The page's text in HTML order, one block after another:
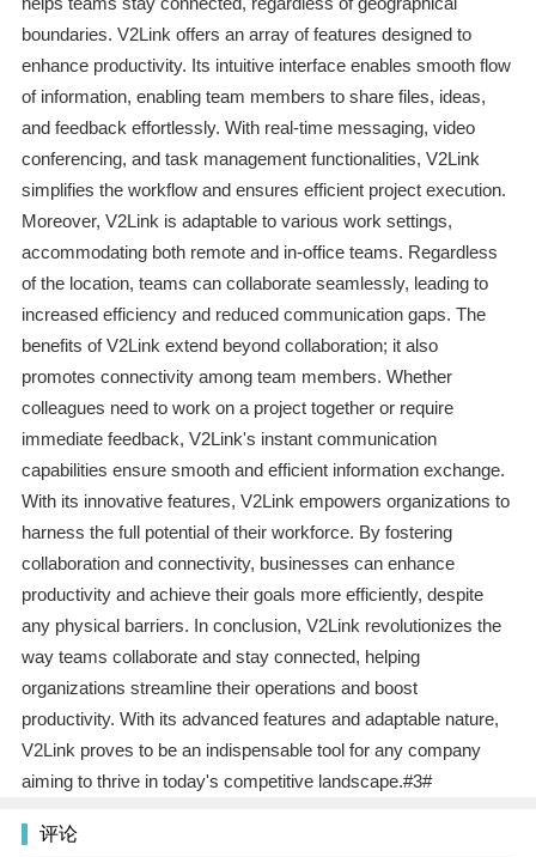
boundaries. V2Link offers an array of features designed to
enhance productivity. Its intuitive interface enables smooth flow
of information, enabling team members to share files, ideas,
and feedback effortlessly. With real-time messaging, video
conferencing, and task management functionalities, V2Link
simplifies the workflow and ensures efficient project execution.
Moreover, V2Link is adaptable to various work settings,
accommodating both remote and in-office teams. Regardless
of the location, teams can collaborate seamlessly, leading to
increased efficiency and reduced communication gaps. The
benefits of V2Link extend beyond collaboration; it also
promotes connectivity among team members. Whether
colleagues need to work on a project together or require
immediate feedback, V2Link's instant communication
capabilities ensure smooth and efficient information exchange.
With its innovative features, V2Link empowers organizations to
harness the full potential of their workforce. By fostering
collaboration and connectivity, businesses can enhance
productivity and achieve their goals more efficiently, despite
any physical barriers. In conclusion, V2Link revolutionizes the
way teams collaborate and stay connected, helping
organizations streamline their operations and boost
productivity. With its advanced features and adaptable nature,
V2Link proves to be an indispensable tool for any company
aiming to thrive in today's competitive landscape.#3#
评论